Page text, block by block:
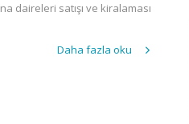
daireleri satışı ve kiralaması
Daha fazla oku